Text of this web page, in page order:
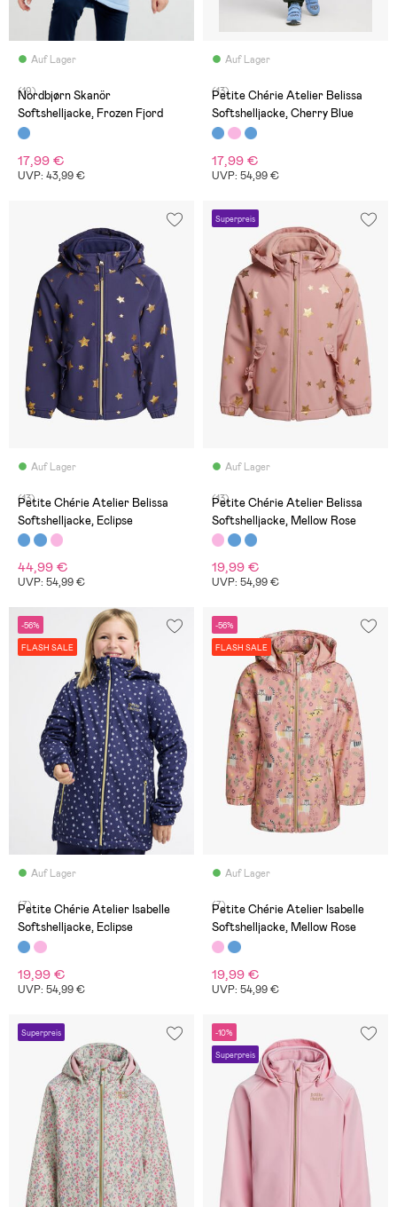
Auf Lager
(19)
Nordbjørn Skanör
Softshelljacke, Frozen Fjord
17,99 €
UVP: 43,99 €
Auf Lager
(13)
Petite Chérie Atelier Belissa
Softshelljacke, Cherry Blue
17,99 €
UVP: 54,99 €
Auf Lager
(13)
Petite Chérie Atelier Belissa
Softshelljacke, Eclipse
44,99 €
UVP: 54,99 €
Superpreis
Auf Lager
(13)
Petite Chérie Atelier Belissa
Softshelljacke, Mellow Rose
19,99 €
UVP: 54,99 €
-56%
FLASH SALE
Auf Lager
(7)
Petite Chérie Atelier Isabelle
Softshelljacke, Eclipse
19,99 €
UVP: 54,99 €
-56%
FLASH SALE
Auf Lager
(7)
Petite Chérie Atelier Isabelle
Softshelljacke, Mellow Rose
19,99 €
UVP: 54,99 €
Superpreis -10%
Superpreis